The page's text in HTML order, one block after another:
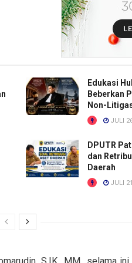
Edukasi
Beberkan
Non-
JULI
DPUTR
dan
Daerah
JULI